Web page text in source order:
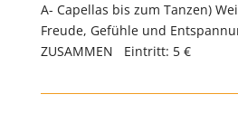
A- Capellas bis zum Tanzen)
Freude, Gefühle und
ZUSAMMEN Eintritt: 5 €